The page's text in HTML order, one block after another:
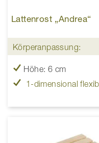
Lattenrost „Andrea“
Körperanpassung:
Höhe: 6 cm
1-dimensional